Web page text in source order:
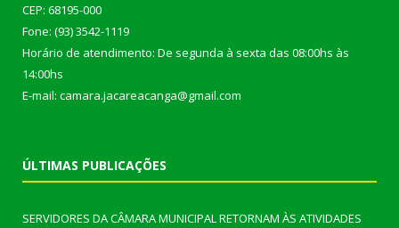
CEP: 68195-000
Fone: (93) 3542-1119
Horário de atendimento: De segunda à sexta das 08:00hs às
14:00hs
E-mail: camara.jacareacanga@gmail.com
ÚLTIMAS PUBLICAÇÕES
SERVIDORES DA CÂMARA MUNICIPAL RETORNAM ÀS ATIVIDADES